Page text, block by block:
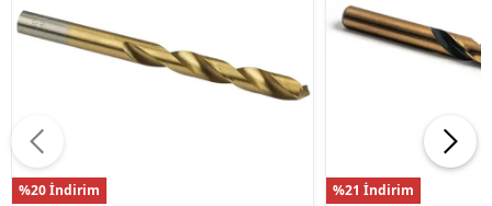
%20 İndirim %21 İndirim